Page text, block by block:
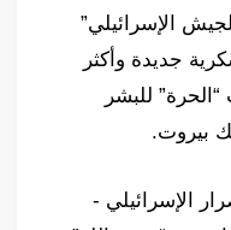
الإسرائيلي”
جديدة وأكثر
للبشر
بيروت.
الإسرائيلي -